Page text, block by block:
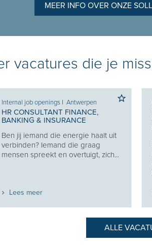
MEER INFO OVER ONZE
vacatures die je
Internal job openings I Antwerpen
HR CONSULTANT FINANCE,
BANKING & INSURANCE
Ben jij iemand die energie haalt uit
verbinden? Iemand die graag
mensen spreekt en overtuigt, zich...
Lees meer
ALLE